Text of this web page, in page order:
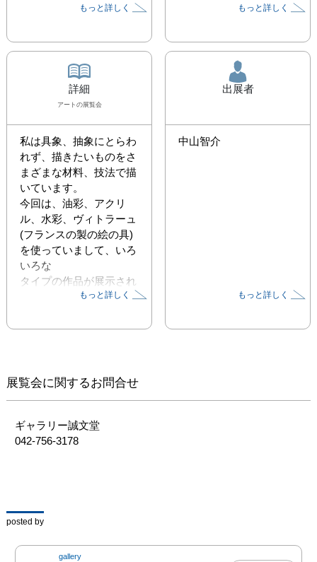
もっと詳しく もっと詳しく
詳細
アート の展覧会
私は具象、抽象にとらわ
れず、描きたいものをさ
まざまな材料、技法で描
いています。
今回は、油彩、アクリ
ル、水彩、ヴィトラーュ
(フランスの製の絵の具)
を使っていまして、いろ
いろな
タイプの作品が展示され
は、安定志向のある芸術
のだろう
かという、作家自身に期
な、いつも新鮮で実験的
な作品制作を変わらなく
もっと詳しく
出展者
中山智介
もっと詳しく
展覧会に関するお問合せ
ギャラリー誠文堂
042-756-3178
posted by
gallery